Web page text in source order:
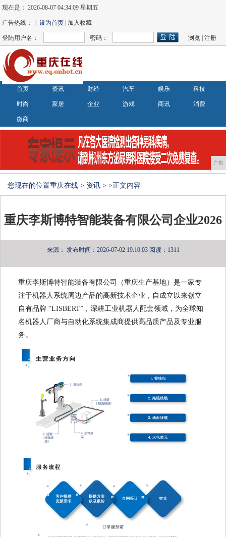
现在是：2026-08-07 04:34:09 星期五
广告热线： |设为首页 | 加入收藏
登陆用户名： 密码： 浏览 |注册
首页 资讯 财经 汽车 娱乐 科技
时尚 家居 企业 游戏 商讯 消费
微商
广告
您现在的位置重庆在线 > 资讯 > >正文内容
重庆李斯博特智能装备有限公司企业2026
来源： 发布时间：2026-07-02 19:10:03 阅读：1311
重庆李斯博特智能装备有限公司（重庆生产基地）是一家专
注于机器人系统周边产品的高新技术企业，自成立以来创立
自有品牌 “LISBERT”，深耕工业机器人配套领域，为全球知
名机器人厂商与自动化系统集成商提供高品质产品及专业服
务。